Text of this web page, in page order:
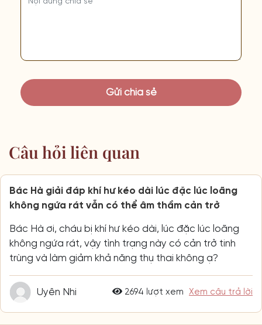
Câu hỏi liên quan
Bác Hà giải đáp khí hư kéo dài lúc đặc lúc loãng
không ngứa rát vẫn có thể âm thầm cản trở
Bác Hà ơi, cháu bị khí hư kéo dài, lúc đặc lúc loãng
không ngứa rát, vậy tình trạng này có cản trở tinh
trùng và làm giảm khả năng thụ thai không ạ?
Uyên Nhi 2694 lượt xem Xem câu trả lời